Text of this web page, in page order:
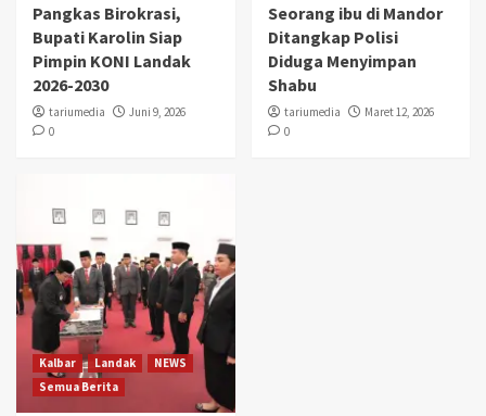
Pangkas Birokrasi,
Bupati Karolin Siap
Pimpin KONI Landak
2026-2030
tariumedia
Juni 9, 2026
0
Seorang ibu di Mandor
Ditangkap Polisi
Diduga Menyimpan
Shabu
tariumedia
Maret 12, 2026
0
Kalbar Landak
NEWS
Semua Berita